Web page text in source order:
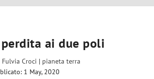
ai due poli
Fulvia Croci | pianeta terra
1 May, 2020